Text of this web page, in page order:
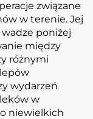
związane
w terenie. Jej
poniżej
między
różnymi
wydarzeń
w
niewielkich